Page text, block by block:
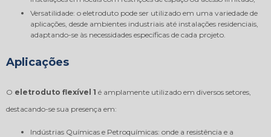
Versatilidade: o eletroduto pode ser utilizado em uma variedade de
aplicações, desde ambientes industriais até instalações residenciais,
adaptando-se às necessidades específicas de cada projeto.
Aplicações
O eletroduto flexível 1 é amplamente utilizado em diversos setores,
destacando-se sua presença em:
Indústrias Químicas e Petroquímicas: onde a resistência e a